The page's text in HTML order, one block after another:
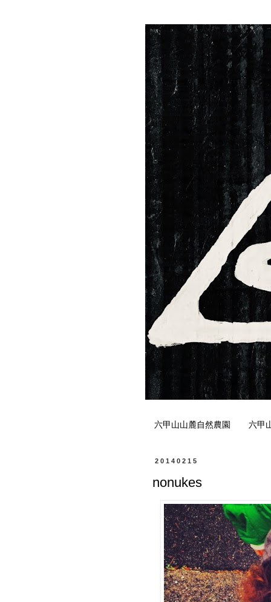
六甲山山麓自然農園 六甲
20140215
nonukes